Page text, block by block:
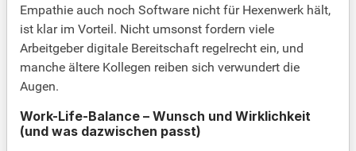
Empathie auch noch Software nicht für Hexenwerk hält,
ist klar im Vorteil. Nicht umsonst fordern viele
Arbeitgeber digitale Bereitschaft regelrecht ein, und
manche ältere Kollegen reiben sich verwundert die
Augen.
Work-Life-Balance – Wunsch und Wirklichkeit
(und was dazwischen passt)